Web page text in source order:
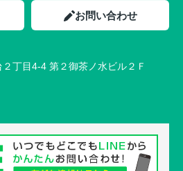
お問い合わせ
丁目4-4 第２御茶ノ水ビル２Ｆ